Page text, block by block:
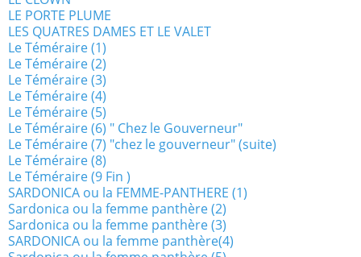
LE PORTE PLUME
LES QUATRES DAMES ET LE VALET
Le Téméraire (1)
Le Téméraire (2)
Le Téméraire (3)
Le Téméraire (4)
Le Téméraire (5)
Le Téméraire (6) " Chez le Gouverneur"
Le Téméraire (7) "chez le gouverneur" (suite)
Le Téméraire (8)
Le Téméraire (9 Fin )
SARDONICA ou la FEMME-PANTHERE (1)
Sardonica ou la femme panthère (2)
Sardonica ou la femme panthère (3)
SARDONICA ou la femme panthère(4)